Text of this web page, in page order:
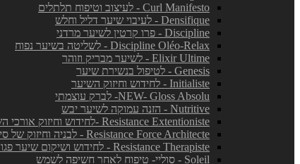
Curl Manifesto - לעיצוב וטיפוח תלתלים
Densifique - לעיבוי שיער דליל וחלש
Discipline - פרו קרטין לשיער מרדני
Discipline Oléo-Relax - לשליטה בשיער נפוח
Elixir Ultime - לשיער מבריק וזוהר
Genesis - לטיפול בנשירת שיער
Initialiste - לחידוש וחיזוק השיער
NEW- Gloss Absolu- לברק עוצמתי
Nutritive - הזנה עמוקה לשיער יבש
Resistance Extentioniste -לחידוש וחיזוק אורכי השיער
Resistance Force Architecte - לבניה וחיזוק של סיבי השיער
Resistance Therapiste - לחידוש ושיקום שיער פגום מאד
Soleil - סוליי- טיפוח לאחר חשיפה לשמש